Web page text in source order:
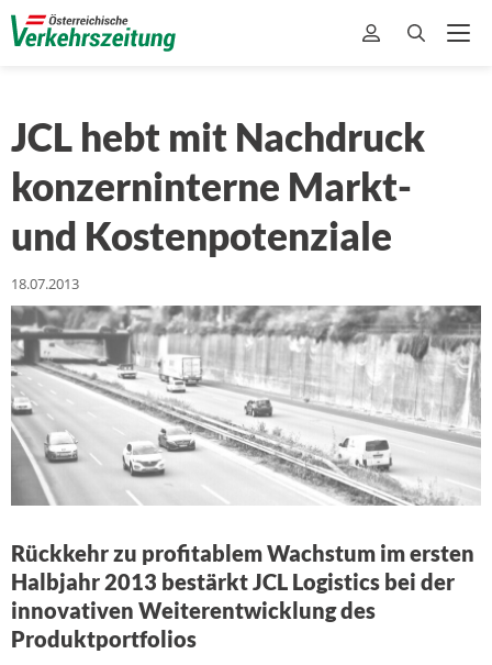
JCL hebt mit Nachdruck
konzerninterne Markt-
und Kostenpotenziale
18.07.2013
Rückkehr zu profitablem Wachstum im ersten
Halbjahr 2013 bestärkt JCL Logistics bei der
innovativen Weiterentwicklung des
Produktportfolios